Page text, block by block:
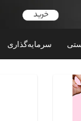
سرمایه‌گذاری